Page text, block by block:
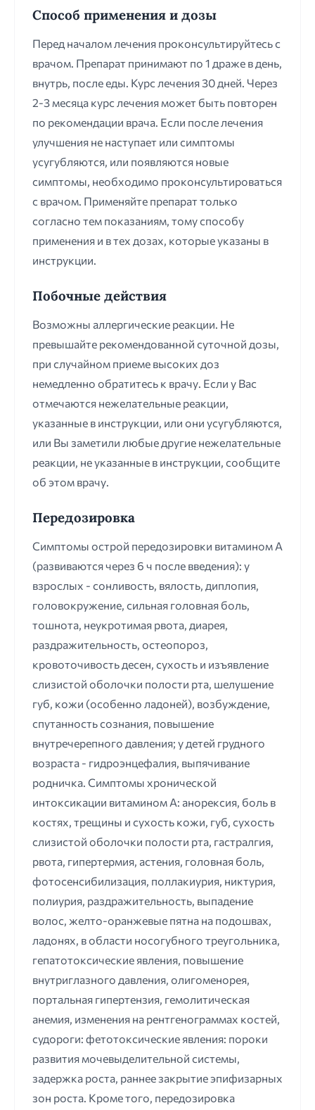
Способ применения и дозы
Перед началом лечения проконсультируйтесь с
врачом. Препарат принимают по 1 драже в день,
внутрь, после еды. Курс лечения 30 дней. Через
2-3 месяца курс лечения может быть повторен
по рекомендации врача. Если после лечения
улучшения не наступает или симптомы
усугубляются, или появляются новые
симптомы, необходимо проконсультироваться
с врачом. Применяйте препарат только
согласно тем показаниям, тому способу
применения и в тех дозах, которые указаны в
инструкции.
Побочные действия
Возможны аллергические реакции. Не
превышайте рекомендованной суточной дозы,
при случайном приеме высоких доз
немедленно обратитесь к врачу. Если у Вас
отмечаются нежелательные реакции,
указанные в инструкции, или они усугубляются,
или Вы заметили любые другие нежелательные
реакции, не указанные в инструкции, сообщите
об этом врачу.
Передозировка
Симптомы острой передозировки витамином А
(развиваются через 6 ч после введения): у
взрослых - сонливость, вялость, диплопия,
головокружение, сильная головная боль,
тошнота, неукротимая рвота, диарея,
раздражительность, остеопороз,
кровоточивость десен, сухость и изъявление
слизистой оболочки полости рта, шелушение
губ, кожи (особенно ладоней), возбуждение,
спутанность сознания, повышение
внутречерепного давления; у детей грудного
возраста - гидроэнцефалия, выпячивание
родничка. Симптомы хронической
интоксикации витамином А: анорексия, боль в
костях, трещины и сухость кожи, губ, сухость
слизистой оболочки полости рта, гастралгия,
рвота, гипертермия, астения, головная боль,
фотосенсибилизация, поллакиурия, никтурия,
полиурия, раздражительность, выпадение
волос, желто-оранжевые пятна на подошвах,
ладонях, в области носогубного треугольника,
гепатотоксические явления, повышение
внутриглазного давления, олигоменорея,
портальная гипертензия, гемолитическая
анемия, изменения на рентгенограммах костей,
судороги: фетотоксические явления: пороки
развития мочевыделительной системы,
задержка роста, раннее закрытие эпифизарных
зон роста. Кроме того, передозировка